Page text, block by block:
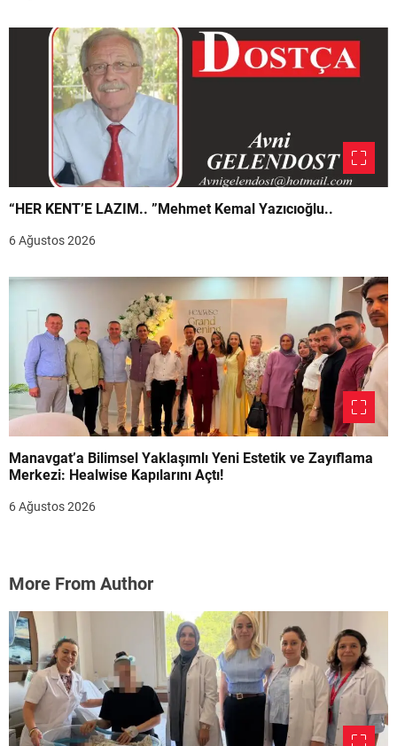
“HER KENT’E LAZIM.. ”Mehmet Kemal Yazıcıoğlu..
6 Ağustos 2026
Manavgat’a Bilimsel Yaklaşımlı Yeni Estetik ve Zayıflama
Merkezi: Healwise Kapılarını Açtı!
6 Ağustos 2026
More From Author